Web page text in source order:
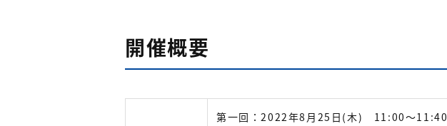
開催概要
第一回：2022年8月25日(木) 11:00～11:40